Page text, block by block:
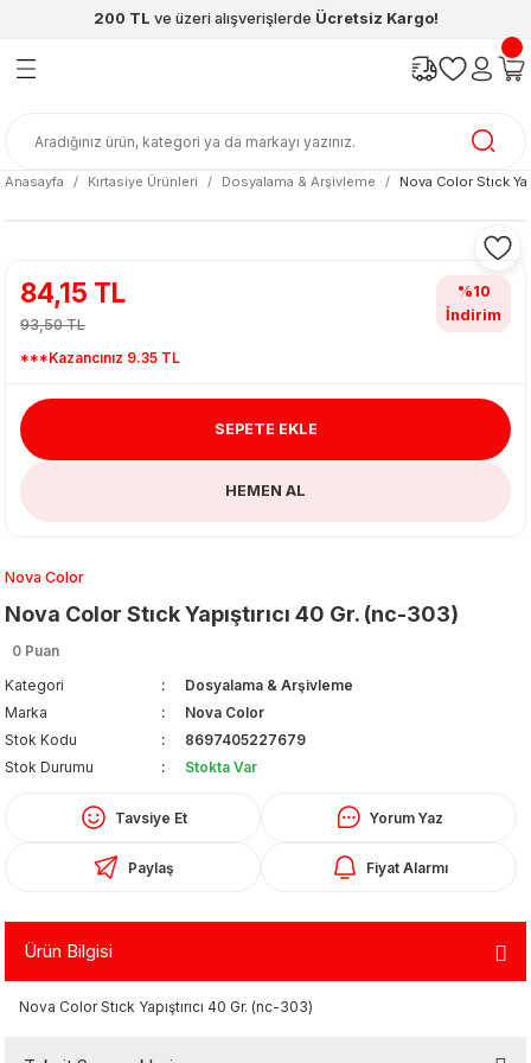
200 TL ve üzeri alışverişlerde Ücretsiz Kargo!
Geri Dön
Geri Dön
& Matara
Geri Dön
Geri Dön
Geri Dön
Geri Dön
Anasayfa
Kırtasiye Ürünleri Dosyalama & Arşivleme Nova Color Stıck
Nova Color
Nova Color Stıck Yapıştırıcı 40 Gr. (nc-303)
0 Puan
Kategori
Dosyalama & Arşivleme
Marka
Nova Color
Stok Kodu
8697405227679
Stok Durumu
Stokta Var
Tavsiye Et Yorum Yaz
Paylaş Fiyat Alarmı
84,15 TL
93,50 TL
***Kazancınız 9.35 TL
%10
İndirim
SEPETE EKLE
HEMEN AL
Ürün Bilgisi
Nova Color Stıck Yapıştırıcı 40 Gr. (nc-303)